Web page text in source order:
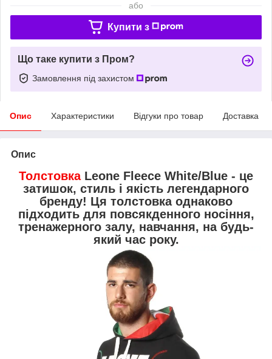
або
Купити з
Що таке купити з Пром?
Замовлення під захистом
Опис Характеристики Відгуки про товар Доставка
Опис
ТолстовкаLeone Fleece White/Blue - це
затишок, стиль і якість легендарного
бренду! Ця толстовка однаково
підходить для повсякденного носіння,
тренажерного залу, навчання, на будь-
який час року.